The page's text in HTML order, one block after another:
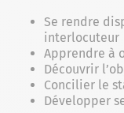
Se rendre
interlocuteur
Apprendre à
Découvrir
Concilier le
Développer